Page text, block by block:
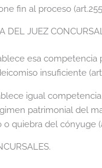
fin al proceso
DEL JUEZ
esa competencia
insuficiente
igual
patrimonial del
o quiebra del cónyuge